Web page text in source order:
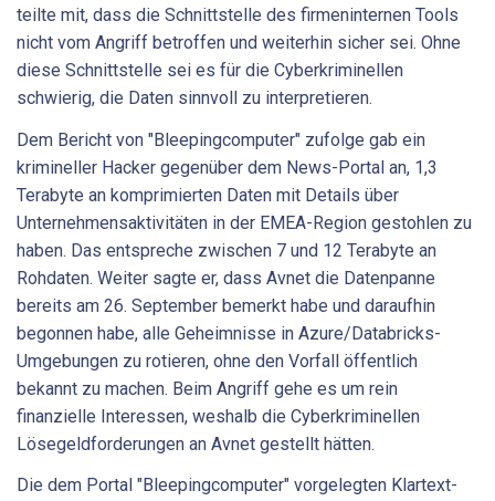
teilte mit, dass die Schnittstelle des firmeninternen Tools
nicht vom Angriff betroffen und weiterhin sicher sei. Ohne
diese Schnittstelle sei es für die Cyberkriminellen
schwierig, die Daten sinnvoll zu interpretieren.
Dem Bericht von "Bleepingcomputer" zufolge gab ein
krimineller Hacker gegenüber dem News-Portal an, 1,3
Terabyte an komprimierten Daten mit Details über
Unternehmensaktivitäten in der EMEA-Region gestohlen zu
haben. Das entspreche zwischen 7 und 12 Terabyte an
Rohdaten. Weiter sagte er, dass Avnet die Datenpanne
bereits am 26. September bemerkt habe und daraufhin
begonnen habe, alle Geheimnisse in Azure/Databricks-
Umgebungen zu rotieren, ohne den Vorfall öffentlich
bekannt zu machen. Beim Angriff gehe es um rein
finanzielle Interessen, weshalb die Cyberkriminellen
Lösegeldforderungen an Avnet gestellt hätten.
Die dem Portal "Bleepingcomputer" vorgelegten Klartext-